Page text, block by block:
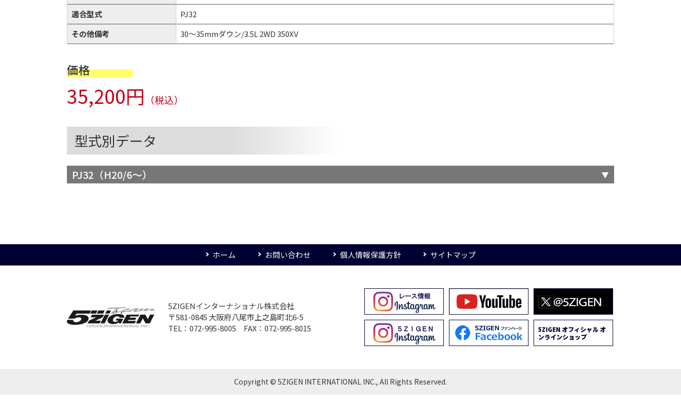
適合型式
PJ32
その他備考
30～35mmダウン/3.5L 2WD 350XV
価格
35,200円 （税込）
型式別データ
PJ32（H20/6～）
ホーム お問い合わせ 個人情報保護方針 サイトマップ
5ZIGENインターナショナル株式会社
〒581-0845 大阪府八尾市上之島町北6-5
TEL：072-995-8005 FAX：072-995-8015
5ZIGEN オフィシャル オ
ンラインショップ
Copyright © 5ZIGEN INTERNATIONAL INC., All Rights Reserved.